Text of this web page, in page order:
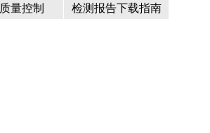
质量控制 检测报告下载指南